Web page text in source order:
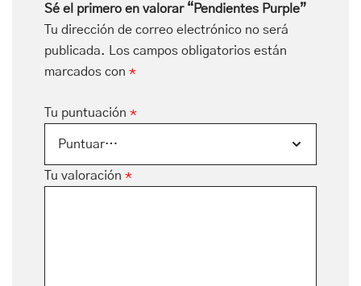
Sé el primero en valorar “Pendientes Purple”
Tu dirección de correo electrónico no será
publicada.
Los campos obligatorios están
marcados con *
Tu puntuación *
Tu valoración *